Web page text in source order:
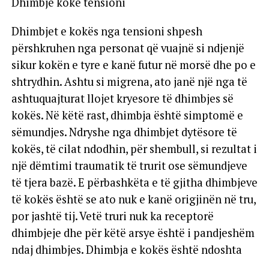
Dhimbjet e kokës nga tensioni shpesh
përshkruhen nga personat që vuajnë si ndjenjë
sikur kokën e tyre e kanë futur në morsë dhe po e
shtrydhin. Ashtu si migrena, ato janë një nga të
ashtuquajturat llojet kryesore të dhimbjes së
kokës. Në këtë rast, dhimbja është simptomë e
sëmundjes. Ndryshe nga dhimbjet dytësore të
kokës, të cilat ndodhin, për shembull, si rezultat i
një dëmtimi traumatik të trurit ose sëmundjeve
të tjera bazë. E përbashkëta e të gjitha dhimbjeve
të kokës është se ato nuk e kanë origjinën në tru,
por jashtë tij. Vetë truri nuk ka receptorë
dhimbjeje dhe për këtë arsye është i pandjeshëm
ndaj dhimbjes. Dhimbja e kokës është ndoshta